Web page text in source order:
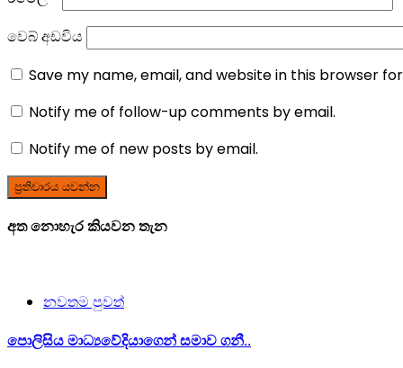
වෙබ් අඩවිය
Save my name, email, and website in this browser
Notify me of follow-up comments by email.
Notify me of new posts by email.
අත නොහැර කියවන තැන
නවතම පුවත්
පොලිසිය මාධ්‍යවේදියාගෙන් සමාව ගනී..